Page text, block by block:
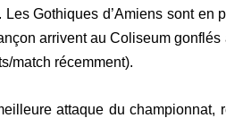
Gothiques d’Amiens sont en
arrivent au Coliseum
match récemment).
attaque du